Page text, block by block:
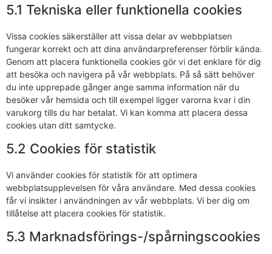
5.1 Tekniska eller funktionella cookies
Vissa cookies säkerställer att vissa delar av webbplatsen
fungerar korrekt och att dina användarpreferenser förblir kända.
Genom att placera funktionella cookies gör vi det enklare för dig
att besöka och navigera på vår webbplats. På så sätt behöver
du inte upprepade gånger ange samma information när du
besöker vår hemsida och till exempel ligger varorna kvar i din
varukorg tills du har betalat. Vi kan komma att placera dessa
cookies utan ditt samtycke.
5.2 Cookies för statistik
Vi använder cookies för statistik för att optimera
webbplatsupplevelsen för våra användare. Med dessa cookies
får vi insikter i användningen av vår webbplats. Vi ber dig om
tillåtelse att placera cookies för statistik.
5.3 Marknadsförings-/spårningscookies